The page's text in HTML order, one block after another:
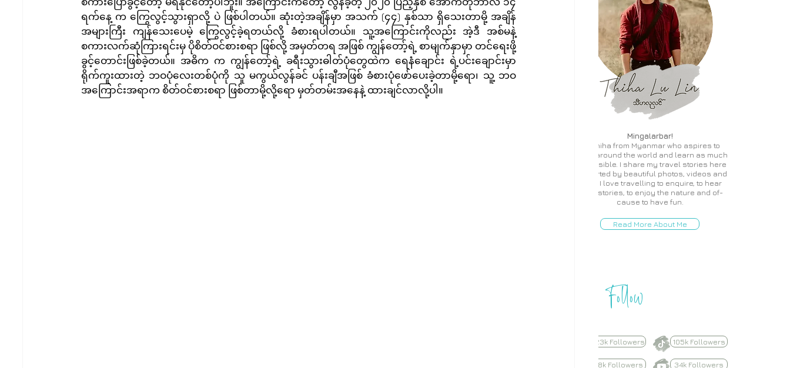
Mingalarbar!
I'm Thiha from Myanmar who aspires to
travel around the world and learn as much
as possible. I share my travel stories here
supported by beautiful photos, videos and
more. I love travelling to enquire, to hear
local stories, to enjoy the nature and of-
cause to have fun.
Read More About Me
Follow
623k Followers 105k Followers
8.8k Followers 34k Followers
ရက်နေ့ က ကြွေလွင့်သွားရှာလို့ ပဲ ဖြစ်ပါတယ်။ ဆုံးတဲ့အချိန်မှာ အသက် (၄၄) နှစ်သာ ရှိသေးတာမို့ အချိန်
အများကြီး ကျန်သေးပေမဲ့ ကြွေလွင့်ခဲ့ရတယ်လို့ ခံစားရပါတယ်။ သူ့အကြောင်းကိုလည်း အဲ့ဒီ အစ်မနဲ့
စကားလက်ဆုံကြားရင်းမှ ပိုစိတ်ဝင်စားစရာ ဖြစ်လို့ အမှတ်တရ အဖြစ် ကျွန်တော့်ရဲ့ စာမျက်နှာမှာ တင်ရေးဖို့
ခွင့်တောင်းဖြစ်ခဲ့တယ်။ အဓိက က ကျွန်တော့်ရဲ့ ခရီးသွားဓါတ်ပုံတွေထဲက ရေနံချောင်း ရဲ့ပင်းချောင်းမှာ
ရိုက်ကူးထားတဲ့ ဘဝပုံလေးတစ်ပုံကို သူ မကွယ်လွန်ခင် ပန်းချီအဖြစ် ခံစားပုံဖော်ပေးခဲ့တာမို့ရော၊ သူ့ ဘဝ
အကြောင်းအရာက စိတ်ဝင်စားစရာ ဖြစ်တာမို့လို့ရော မှတ်တမ်းအနေနဲ့ ထားချင်လာလို့ပါ။